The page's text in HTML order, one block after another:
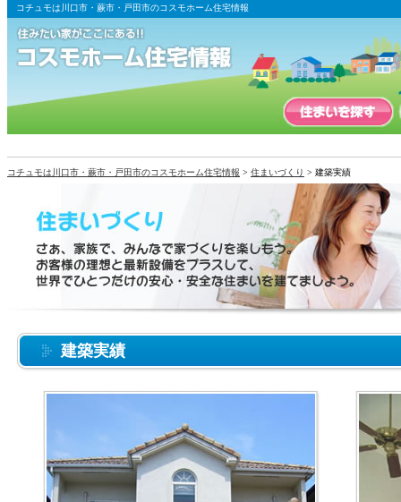
コチュモは川口市・蕨市・戸田市のコスモホーム住宅情報
コチュモは川口市・蕨市・戸田市のコスモホーム住宅情報 > 住まいづくり > 建築実績
建築実績